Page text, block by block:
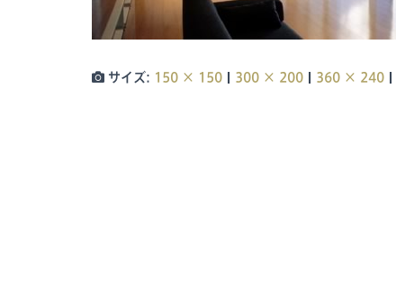
サイズ: 150 × 150 | 300 × 200 | 360 × 240 |